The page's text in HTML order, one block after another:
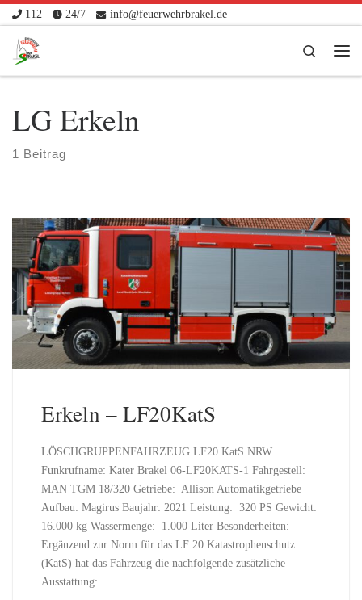
Zum Inhalt springen
112 24/7 info@feuerwehrbrakel.de
Search
LG Erkeln
1 Beitrag
Erkeln – LF20KatS
LÖSCHGRUPPENFAHRZEUG LF20 KatS NRW
Funkrufname: Kater Brakel 06-LF20KATS-1 Fahrgestell:
MAN TGM 18/320 Getriebe: Allison Automatikgetriebe
Aufbau: Magirus Baujahr: 2021 Leistung: 320 PS Gewicht:
16.000 kg Wassermenge: 1.000 Liter Besonderheiten:
Ergänzend zur Norm für das LF 20 Katastrophenschutz
(KatS) hat das Fahrzeug die nachfolgende zusätzliche
Ausstattung: